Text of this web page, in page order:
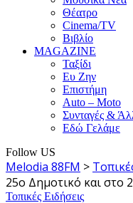
Θέατρο
Cinema/TV
Βιβλίο
MAGAZINE
Ταξίδι
Ευ Ζην
Επιστήμη
Auto – Moto
Συνταγές &
Εδώ Γελάμε
Follow US
Melodia 88FM >
25ο Δημοτικό και στο
Τοπικές Ειδήσεις